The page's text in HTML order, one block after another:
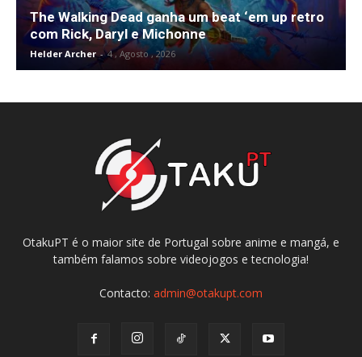
The Walking Dead ganha um beat ‘em up retro
com Rick, Daryl e Michonne
Helder Archer - 4 , Agosto , 2026
OtakuPT é o maior site de Portugal sobre anime e mangá, e
também falamos sobre videojogos e tecnologia!
Contacto: admin@otakupt.com